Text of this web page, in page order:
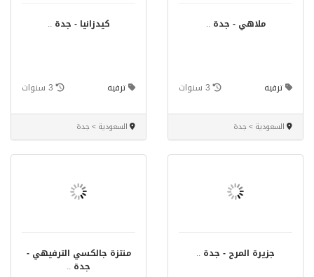
ملاهي - جدة ..
ترفيه 3 سنوات
السعودية > جدة
كيدزانيا - جدة ..
ترفيه 3 سنوات
السعودية > جدة
جزيرة المرح - جدة ..
منتزة جالكسي الترفيهي‎ -
جدة ..